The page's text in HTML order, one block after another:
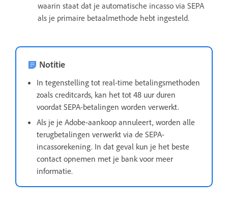
waarin staat dat je automatische incasso via SEPA
als je primaire betaalmethode hebt ingesteld.
Notitie
In tegenstelling tot real-time betalingsmethoden
zoals creditcards, kan het tot 48 uur duren
voordat SEPA-betalingen worden verwerkt.
Als je je Adobe-aankoop annuleert, worden alle
terugbetalingen verwerkt via de SEPA-
incassorekening. In dat geval kun je het beste
contact opnemen met je bank voor meer
informatie.